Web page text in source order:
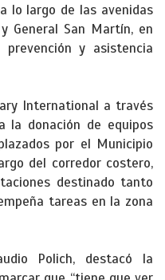
lo largo de las avenidas
General San Martín, en
y asistencia
International a través
la donación de equipos
por el Municipio
del corredor costero,
destinado tanto
tareas en la zona
Polich, destacó la